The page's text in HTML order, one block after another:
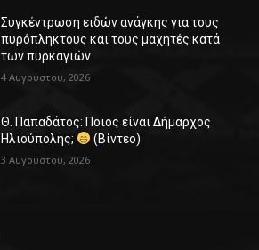
Συγκέντρωση ειδών ανάγκης για τους
πυρόπληκτους και τους μαχητές κατά
των πυρκαγιών
4 Αυγούστου, 2026
Θ. Παπαδάτος: Ποιος είναι Δήμαρχος
Ηλιούπολης;
(Βίντεο)
3 Αυγούστου, 2026